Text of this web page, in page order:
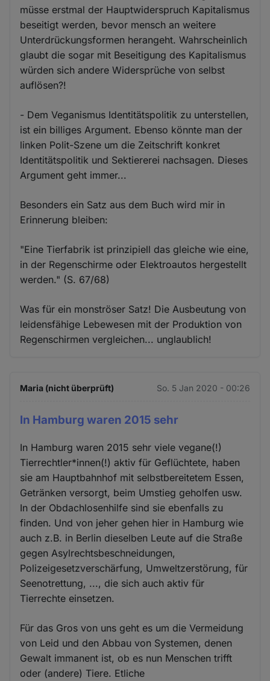
müsse erstmal der Hauptwiderspruch Kapitalismus
beseitigt werden, bevor mensch an weitere
Unterdrückungsformen herangeht. Wahrscheinlich
glaubt die sogar mit Beseitigung des Kapitalismus
würden sich andere Widersprüche von selbst
auflösen?!
- Dem Veganismus Identitätspolitik zu unterstellen,
ist ein billiges Argument. Ebenso könnte man der
linken Polit-Szene um die Zeitschrift konkret
Identitätspolitik und Sektiererei nachsagen. Dieses
Argument geht immer...
Besonders ein Satz aus dem Buch wird mir in
Erinnerung bleiben:
"Eine Tierfabrik ist prinzipiell das gleiche wie eine,
in der Regenschirme oder Elektroautos hergestellt
werden." (S. 67/68)
Was für ein monströser Satz! Die Ausbeutung von
leidensfähige Lebewesen mit der Produktion von
Regenschirmen vergleichen... unglaublich!
Maria (nicht überprüft) So. 5 Jan 2020 - 00:26
In Hamburg waren 2015 sehr
In Hamburg waren 2015 sehr viele vegane(!)
Tierrechtler*innen(!) aktiv für Geflüchtete, haben
sie am Hauptbahnhof mit selbstbereitetem Essen,
Getränken versorgt, beim Umstieg geholfen usw.
In der Obdachlosenhilfe sind sie ebenfalls zu
finden. Und von jeher gehen hier in Hamburg wie
auch z.B. in Berlin dieselben Leute auf die Straße
gegen Asylrechtsbeschneidungen,
Polizeigesetzverschärfung, Umweltzerstörung, für
Seenotrettung, ..., die sich auch aktiv für
Tierrechte einsetzen.
Für das Gros von uns geht es um die Vermeidung
von Leid und den Abbau von Systemen, denen
Gewalt immanent ist, ob es nun Menschen trifft
oder (andere) Tiere. Etliche